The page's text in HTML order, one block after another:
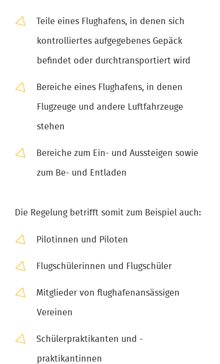
Teile eines Flughafens, in denen sich
kontrolliertes aufgegebenes Gepäck
befindet oder durchtransportiert wird
Bereiche eines Flughafens, in denen
Flugzeuge und andere Luftfahrzeuge
stehen
Bereiche zum Ein- und Aussteigen sowie
zum Be- und Entladen
Die Regelung betrifft somit zum Beispiel auch:
Pilotinnen und Piloten
Flugschülerinnen und Flugschüler
Mitglieder von flughafenansässigen
Vereinen
Schülerpraktikanten und -
praktikantinnen